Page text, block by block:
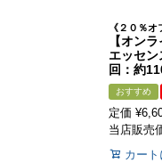
《２０％
【オン
エッセ
回：約
おすすめ
定価 ¥
当店販売
カー